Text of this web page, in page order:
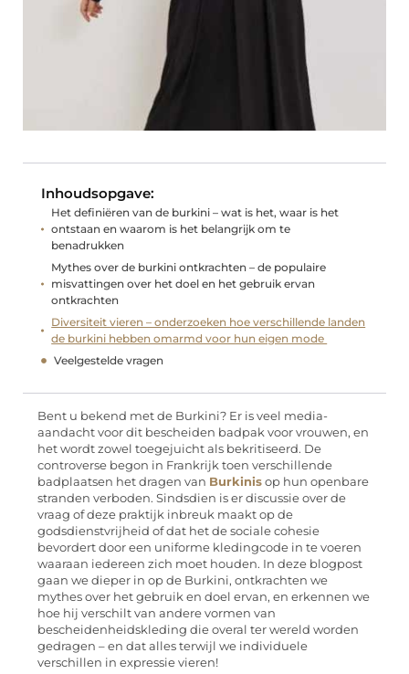
Inhoudsopgave:
Het definiëren van de burkini – wat is het, waar is het
ontstaan en waarom is het belangrijk om te
benadrukken
Mythes over de burkini ontkrachten – de populaire
misvattingen over het doel en het gebruik ervan
ontkrachten
Diversiteit vieren – onderzoeken hoe verschillende landen
de burkini hebben omarmd voor hun eigen mode
Veelgestelde vragen
Bent u bekend met de Burkini? Er is veel media-
aandacht voor dit bescheiden badpak voor vrouwen, en
het wordt zowel toegejuicht als bekritiseerd. De
controverse begon in Frankrijk toen verschillende
badplaatsen het dragen van Burkinis op hun openbare
stranden verboden. Sindsdien is er discussie over de
vraag of deze praktijk inbreuk maakt op de
godsdienstvrijheid of dat het de sociale cohesie
bevordert door een uniforme kledingcode in te voeren
waaraan iedereen zich moet houden. In deze blogpost
gaan we dieper in op de Burkini, ontkrachten we
mythes over het gebruik en doel ervan, en erkennen we
hoe hij verschilt van andere vormen van
bescheidenheidskleding die overal ter wereld worden
gedragen – en dat alles terwijl we individuele
verschillen in expressie vieren!